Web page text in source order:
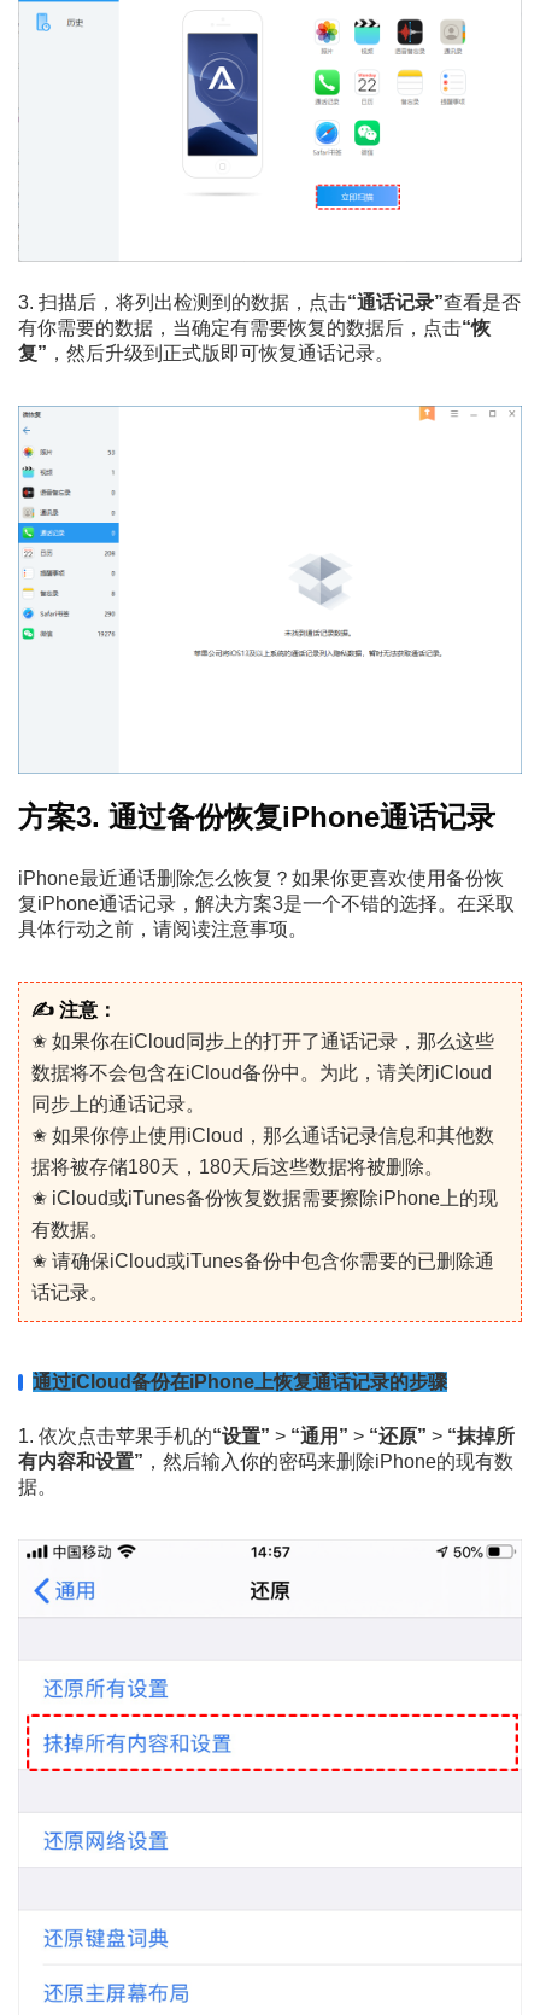
3. 扫描后，将列出检测到的数据，点击“通话记录”查看是否
有你需要的数据，当确定有需要恢复的数据后，点击“恢
复” ，然后升级到正式版即可恢复通话记录。
方案3. 通过备份恢复iPhone通话记录
iPhone最近通话删除怎么恢复？如果你更喜欢使用备份恢
复iPhone通话记录，解决方案3是一个不错的选择。在采取
具体行动之前，请阅读注意事项。
✍ 注意：
✬ 如果你在iCloud同步上的打开了通话记录，那么这些
数据将不会包含在iCloud备份中。为此，请关闭iCloud
同步上的通话记录。
✬ 如果你停止使用iCloud，那么通话记录信息和其他数
据将被存储180天，180天后这些数据将被删除。
✬ iCloud或iTunes备份恢复数据需要擦除iPhone上的现
有数据。
✬ 请确保iCloud或iTunes备份中包含你需要的已删除通
话记录。
通过iCloud备份在iPhone上恢复通话记录的步骤
1. 依次点击苹果手机的“设置” > “通用” > “还原” > “抹掉所
有内容和设置” ，然后输入你的密码来删除iPhone的现有数
据。